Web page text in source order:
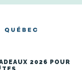
2026 POUR